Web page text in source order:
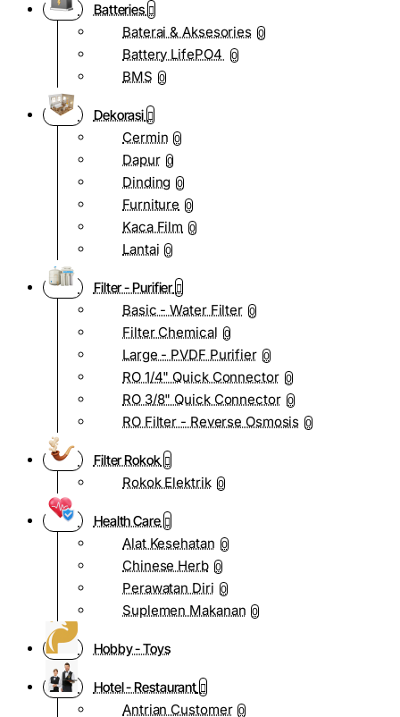
Batteries
Baterai & Aksesories 0
Battery LifePO4 0
BMS 0
Dekorasi
Cermin 0
Dapur 0
Dinding 0
Furniture 0
Kaca Film 0
Lantai 0
Filter - Purifier
Basic - Water Filter 0
Filter Chemical 0
Large - PVDF Purifier 0
RO 1/4" Quick Connector 0
RO 3/8" Quick Connector 0
RO Filter - Reverse Osmosis 0
Filter Rokok
Rokok Elektrik 0
Health Care
Alat Kesehatan 0
Chinese Herb 0
Perawatan Diri 0
Suplemen Makanan 0
Hobby - Toys
Hotel - Restaurant
Antrian Customer 0